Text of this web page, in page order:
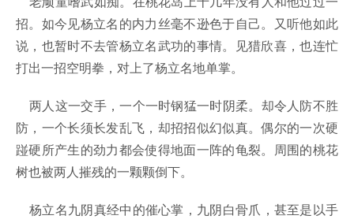
招。如今见杨立名的内力丝毫不逊色于自己。又听他如此
说，也暂时不去管杨立名武功的事情。见猎欣喜，也连忙
打出一招空明拳，对上了杨立名地单掌。
两人这一交手，一个一时钢猛一时阴柔。却令人防不胜
防，一个长须长发乱飞，却招招似幻似真。偶尔的一次硬
踫硬所产生的劲力都会使得地面一阵的龟裂。周围的桃花
树也被两人摧残的一颗颗倒下。
杨立名九阴真经中的催心掌，九阴白骨爪，甚至是以手